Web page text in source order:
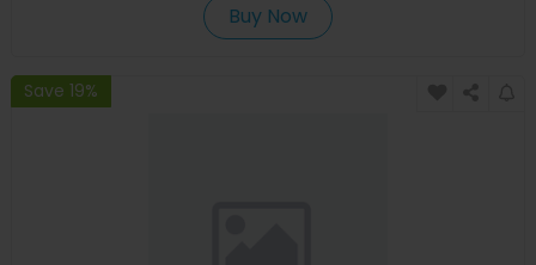
Buy Now
Save 19%